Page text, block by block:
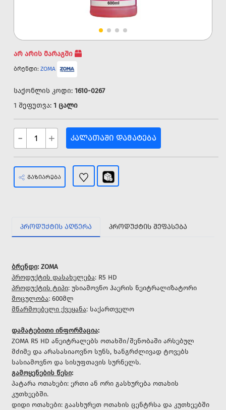
არ არის მარაგში
ბრენდი: ZOMA
საქონლის კოდი: 1610-0267
1 შეფუთვა: 1 ცალი
- + ᲙᲐᲚᲐᲗᲐᲨᲘ ᲓᲐᲛᲐᲢᲔᲑᲐ
ᲒᲐᲖᲘᲐᲠᲔᲑᲐ
ᲞᲠᲝᲓᲣᲥᲢᲘᲡ ᲐᲦᲬᲔᲠᲐ ᲞᲠᲝᲓᲣᲥᲢᲘᲡ ᲨᲔᲤᲐᲡᲔᲑᲐ
ბრენდი: ZOMA
პროდუქტის დასახელება: R5 HD
პროდუქტის ტიპი: უსიამოვნო ჰაერის ნეიტრალიზატორი
მოცულობა: 600მლ
მწარმოებელი ქვეყანა: საქართველო
დამატებითი ინფორმაცია:
ZOMA R5 HD ანეიტრალებს ოთახში/შენობაში არსებულ
მძიმე და არასასიაოვნო სუნს, ხანგრძლივად ტოვებს
სასიამოვნო და სისუფთავის სურნელს.
გამოყენების წესი:
პატარა ოთახები: ერთი ან ორი გასხურება ოთახის
კუთხეებში.
დიდი ოთახები: გაასხურეთ ოთახის ცენტრსა და კუთხეებში